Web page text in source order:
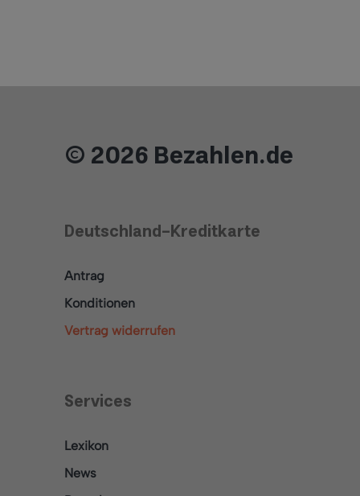
© 2026 Bezahlen.de
Deutschland-Kreditkarte
Antrag
Konditionen
Vertrag widerrufen
Services
Lexikon
News